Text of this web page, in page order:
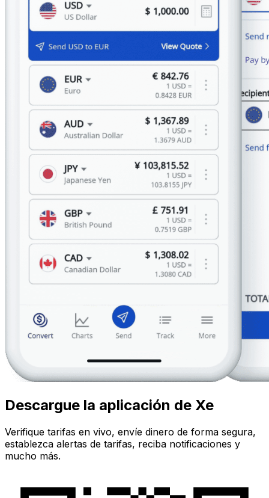
Descargue la aplicación de Xe
Verifique tarifas en vivo, envíe dinero de forma segura,
establezca alertas de tarifas, reciba notificaciones y
mucho más.